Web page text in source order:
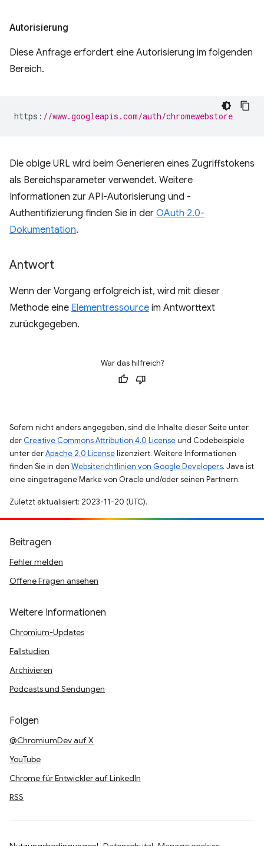
Autorisierung
Diese Anfrage erfordert eine Autorisierung im folgenden
Bereich.
https : //www.googleapis.com/auth/chromewebstore
Die obige URL wird beim Generieren eines Zugriffstokens
als Bereichsparameter verwendet. Weitere
Informationen zur API-Autorisierung und -
Authentifizierung finden Sie in der OAuth 2.0-
Dokumentation.
Antwort
Wenn der Vorgang erfolgreich ist, wird mit dieser
Methode eine Elementressource im Antworttext
zurückgegeben.
War das hilfreich?
Sofern nicht anders angegeben, sind die Inhalte dieser Seite unter
der Creative Commons Attribution 4.0 Licenseund Codebeispiele
unter derApache 2.0 Licenselizenziert. Weitere Informationen
finden Sie in den Websiterichtlinien von Google Developers. Java ist
eine eingetragene Marke von Oracle und/oder seinen Partnern.
Zuletzt aktualisiert: 2023-11-20 (UTC).
Beitragen
Fehler melden
Offene Fragen ansehen
Weitere Informationen
Chromium-Updates
Fallstudien
Archivieren
Podcasts und Sendungen
Folgen
@ChromiumDev auf X
YouTube
Chrome für Entwickler auf LinkedIn
RSS